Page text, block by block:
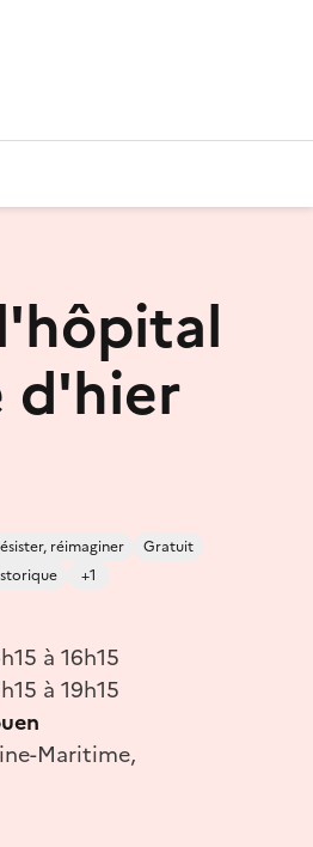
d'hier
réimaginer
Gratuit
+1
à 16h15
à 19h15
Maritime,